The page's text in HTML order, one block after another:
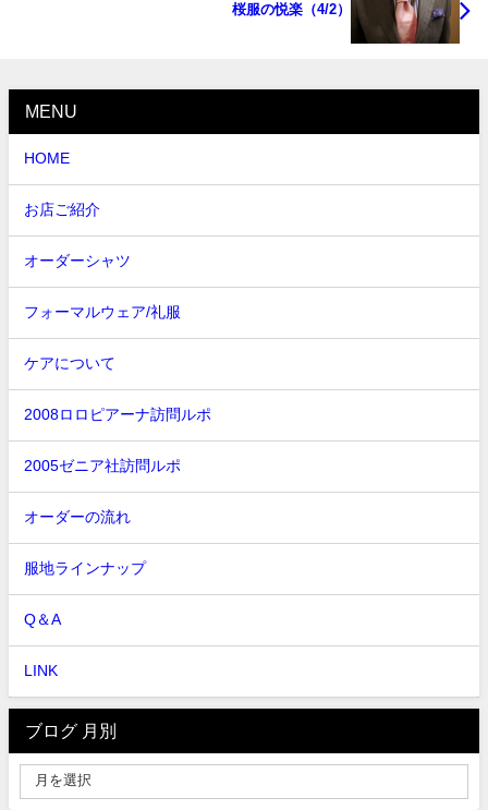
桜服の悦楽（4/2）
MENU
HOME
お店ご紹介
オーダーシャツ
フォーマルウェア/礼服
ケアについて
2008ロロピアーナ訪問ルポ
2005ゼニア社訪問ルポ
オーダーの流れ
服地ラインナップ
Q＆A
LINK
ブログ 月別